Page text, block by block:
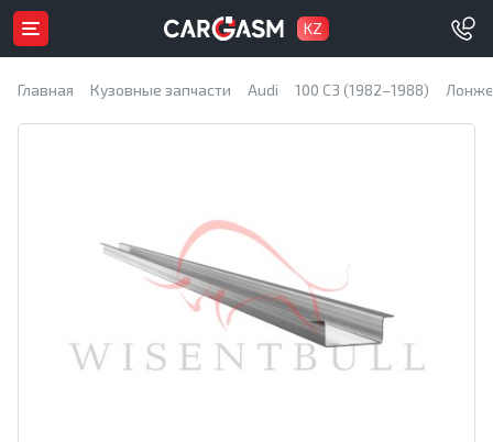
KZ
Главная Кузовные запчасти Audi 100 C3 (1982–1988)